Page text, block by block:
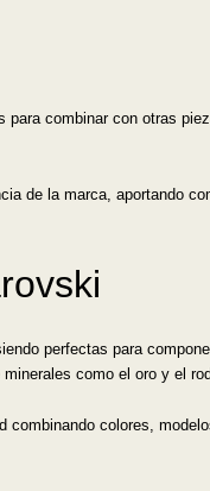
combinar con otras
de la marca, aportando
perfectas para
como el oro y el
colores,